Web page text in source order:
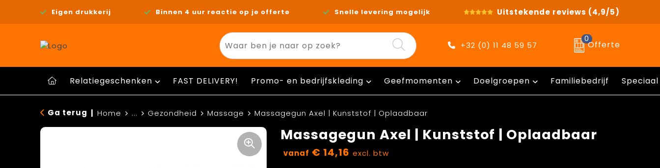
Eigen drukkerij Binnen 4 uur reactie op je offerte Snelle levering mogelijk Uitstekende reviews (4,9/5)
+32 (0) 11 48 59 57
0
Offerte
Relatiegeschenken FAST DELIVERY! Promo- en bedrijfskleding Geefmomenten Doelgroepen Familiebedrijf
Ga terug Home ... Gezondheid Massage Massagegun Axel | Kunststof | Oplaadbaar
Massagegun Axel | Kunststof | Oplaadbaar
vanaf € 14,16 excl. btw